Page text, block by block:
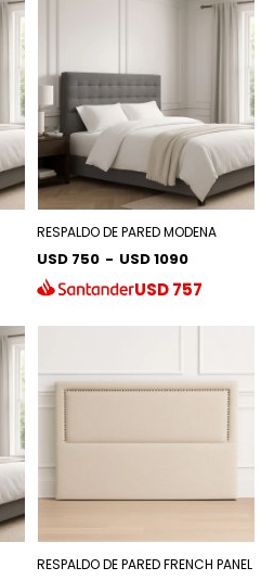
RESPALDO DE PARED MODENA
USD 750 - USD 1090
USD757
RESPALDO DE PARED FRENCH PANEL